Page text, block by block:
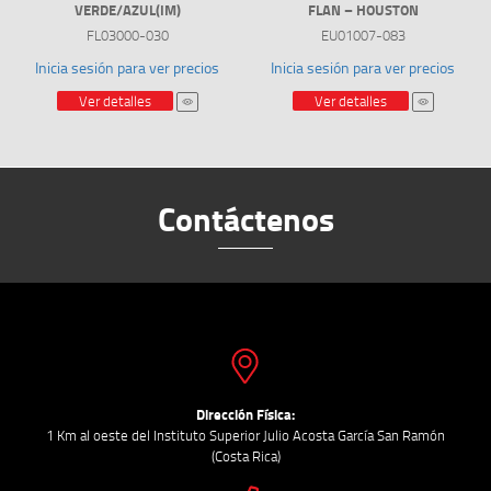
VERDE/AZUL(IM)
FL03000-030
Inicia sesión para ver precios
Ver detalles
FLAN – HOUSTON
EU01007-083
Inicia sesión para ver precios
Ver detalles
Contáctenos
Dirección Física:
1 Km al oeste del Instituto Superior Julio Acosta García San Ramón
(Costa Rica)